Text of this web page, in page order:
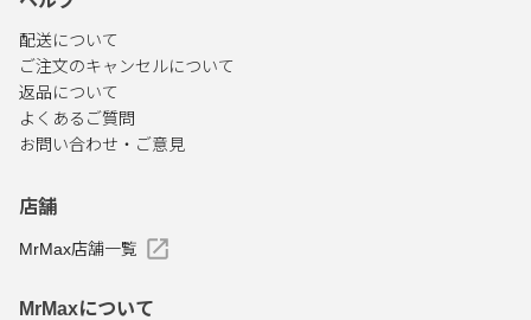
配送について
ご注文のキャンセルについて
返品について
よくあるご質問
お問い合わせ・ご意見
店舗
MrMax店舗一覧
MrMaxについて